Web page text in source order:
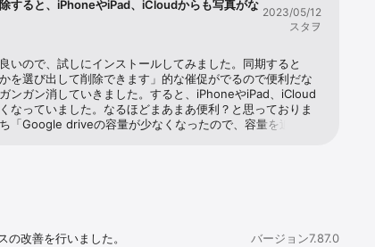
セキ
すると、iPhoneやiPad、iCloudからも写真がな
2023/05/12
スタヲ
いので、試しにインストールしてみました。同期すると
を選び出して削除できます」的な催促がでるので便利だな
ンガン消していきました。すると、iPhoneやiPad、iCloud
なっていました。なるほどまあまあ便利？と思っておりま
「Google driveの容量が少なくなったので、容量を追加し
方がわからないまま3ヶ月ほどたち、「ブラウザ版のGoogle
改善を行いました。
バージョン7.87.0